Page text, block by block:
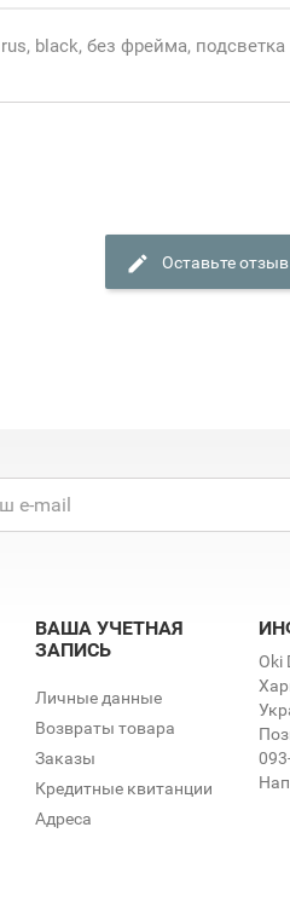
rus, black, без фрейма,
Оставьте
ВАША УЧЕТНАЯ
ЗАПИСЬ
Личные данные
Возвраты товара
Заказы
Кредитные квитанции
Адреса
Oki